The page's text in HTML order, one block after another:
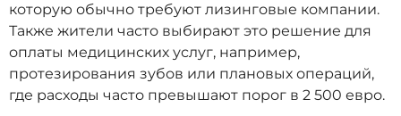
которую обычно требуют лизинговые компании.
Также жители часто выбирают это решение для
оплаты медицинских услуг, например,
протезирования зубов или плановых операций,
где расходы часто превышают порог в 2 500 евро.